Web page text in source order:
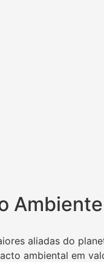
aliadas do
ambiental em